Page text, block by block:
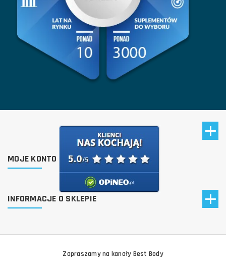
MOJE KONTO
INFORMACJE O SKLEPIE
Zapraszamy na kanały Best Body